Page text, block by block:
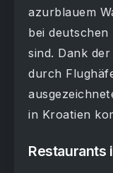
azurblauem
bei
sind. Dank
durch
in Kroatien
Restaurants